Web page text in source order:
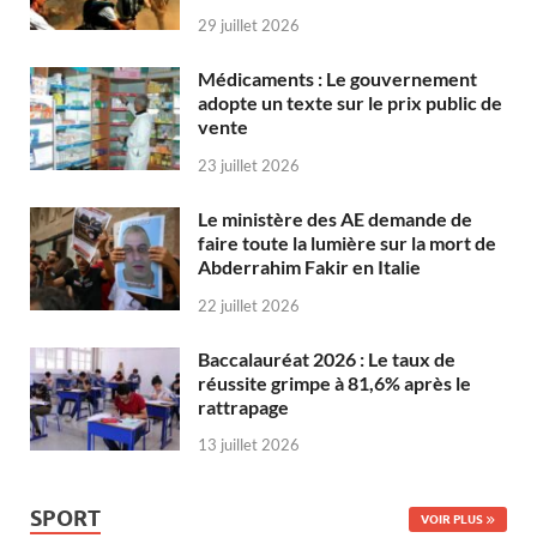
29 juillet 2026
Médicaments : Le gouvernement
adopte un texte sur le prix public de
vente
23 juillet 2026
Le ministère des AE demande de
faire toute la lumière sur la mort de
Abderrahim Fakir en Italie
22 juillet 2026
Baccalauréat 2026 : Le taux de
réussite grimpe à 81,6% après le
rattrapage
13 juillet 2026
SPORT VOIR PLUS